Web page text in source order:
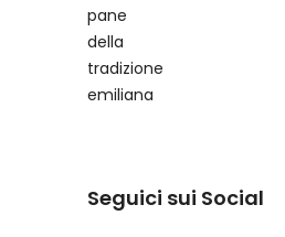
Seguici sui Social